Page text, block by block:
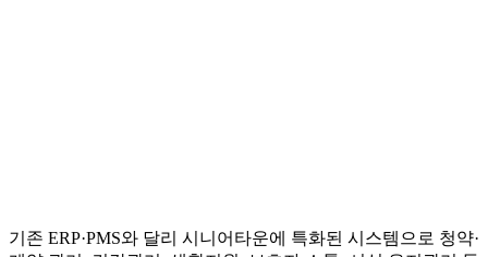
기존 ERP·PMS와 달리 시니어타운에 특화된 시스템으로 청약·